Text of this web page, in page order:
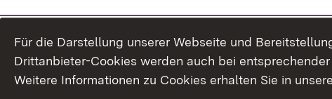
Für die Darstellung unserer Webseite und
Drittanbieter-Cookies werden auch bei
Weitere Informationen zu Cookies erhalten Sie in